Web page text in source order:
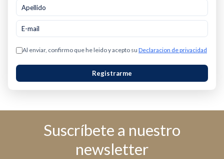
Al enviar, confirmo que he leido y acepto su Declaracion de privacidad
Registrarme
Suscríbete a nuestro
newsletter